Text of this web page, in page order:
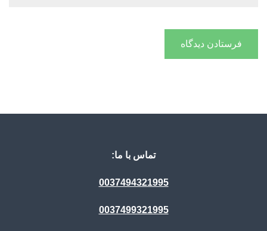
تماس با ما:
0037494321995
0037499321995